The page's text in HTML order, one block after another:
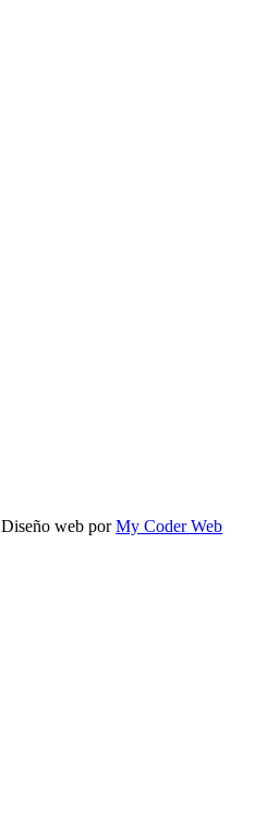
web porMy Coder Web